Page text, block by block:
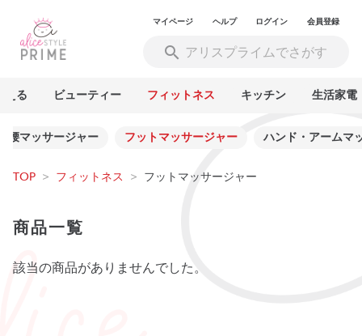
マイページ ヘルプ ログイン 会員登録
える ビューティー フィットネス キッチン 生活家電
腰マッサージャー フットマッサージャー ハンド・アームマ
TOP > フィットネス > フットマッサージャー
商品一覧
該当の商品がありませんでした。